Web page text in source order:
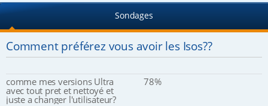
Sondages
Comment préférez vous avoir les Isos??
comme mes versions Ultra
avec tout pret et nettoyé et
juste a changer l'utilisateur?
78%